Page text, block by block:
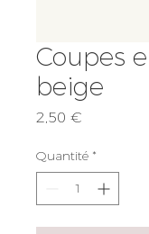
Coupes
beige
2,50 €
Quantité *